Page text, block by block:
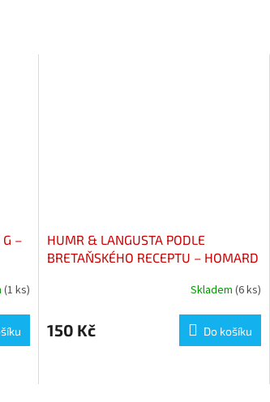
G –
(1 ks)
HUMR & LANGUSTA PODLE
BRETAŇSKÉHO RECEPTU – HOMARD
Skladem (6 ks)
150 Kč Do košíku